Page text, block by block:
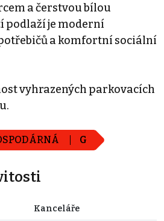
a čerstvou bílou
podlaží je moderní
a komfortní sociální
vyhrazených parkovacích
G
Kanceláře